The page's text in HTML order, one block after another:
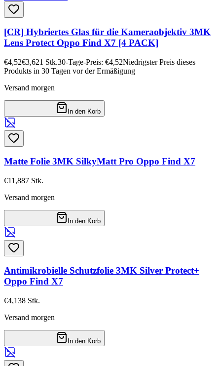
[CR] Hybriertes Glas für die Kameraobjektiv 3MK
Lens Protect Oppo Find X7 [4 PACK]
€4,52€3,621 Stk.30-Tage-Preis: €4,52Niedrigster Preis dieses
Produkts in 30 Tagen vor der Ermäßigung
Versand morgen
In den Korb
Matte Folie 3MK SilkyMatt Pro Oppo Find X7
€11,887 Stk.
Versand morgen
In den Korb
Antimikrobielle Schutzfolie 3MK Silver Protect+
Oppo Find X7
€4,138 Stk.
Versand morgen
In den Korb